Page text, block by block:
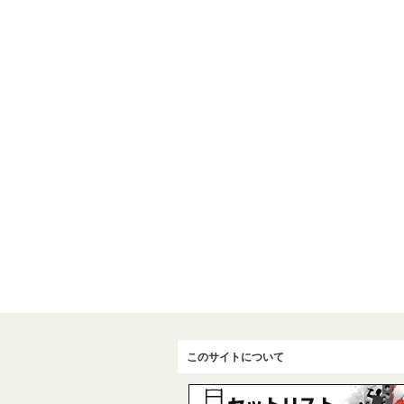
このサイトについて